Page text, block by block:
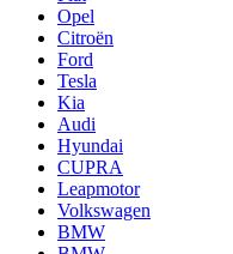
Opel
Citroën
Ford
Tesla
Kia
Audi
Hyundai
CUPRA
Leapmotor
Volkswagen
BMW